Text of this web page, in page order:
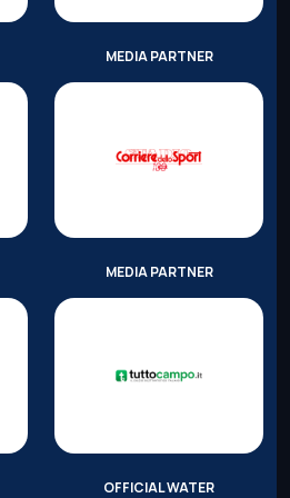
MEDIA PARTNER
MEDIA PARTNER
OFFICIAL WATER